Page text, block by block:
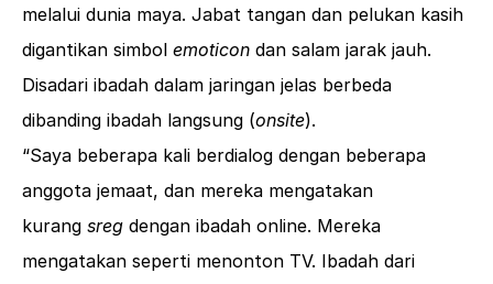
melalui dunia maya. Jabat tangan dan pelukan kasih
digantikan simbol emoticon dan salam jarak jauh.
Disadari ibadah dalam jaringan jelas berbeda
dibanding ibadah langsung (onsite).
“Saya beberapa kali berdialog dengan beberapa
anggota jemaat, dan mereka mengatakan
kurang sreg dengan ibadah online. Mereka
mengatakan seperti menonton TV. Ibadah dari